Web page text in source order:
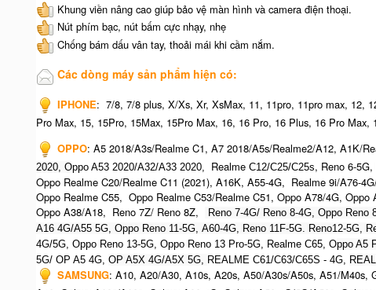
Khung viền nâng cao giúp bảo vệ màn hình và camera điện thoại.
Nút phím bạc, nút bấm cực nhạy, nhẹ
Chống bám dấu vân tay, thoải mái khi cầm nắm.
Các dòng máy sản phẩm hiện có:
IPHONE: 7/8, 7/8 plus, X/Xs, Xr, XsMax, 11, 11pro, 11pro max, 12,
Pro Max, 15, 15Pro, 15Max, 15Pro Max, 16, 16 Pro, 16 Plus, 16 Pro Max,
OPPO: A5 2018/A3s/Realme C1, A7 2018/A5s/Realme2/A12, A1K/
2020, Oppo A53 2020/A32/A33 2020, Realme C12/C25/C25s, Reno 6-
Oppo Realme C20/Realme C11 (2021), A16K, A55-4G, Realme 9i/A76-
Oppo Realme C55, Oppo Realme C53/Realme C51, Oppo A78/4G,
Oppo A38/A18, Reno 7Z/ Reno 8Z,
Reno 7-4G/ Reno 8-4G, Oppo Reno
A16 4G/A55 5G, Oppo Reno 11-5G, A60-4G, Reno 11F-5G. Reno12-5G,
4G/5G, Oppo Reno 13-5G, Oppo Reno 13 Pro-5G, Realme C65, Oppo A5
5G/ OP A5 4G, OP A5X 4G/A5X 5G, REALME C61/C63/C65S - 4G,
SAMSUNG: A10, A20/A30, A10s, A20s, A50/A30s/A50s, A51/